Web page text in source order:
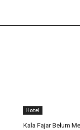
Hotel
Kala Fajar Belum